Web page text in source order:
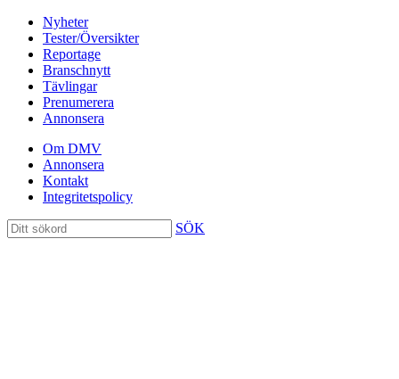
Nyheter
Tester/Översikter
Reportage
Branschnytt
Tävlingar
Prenumerera
Annonsera
Om DMV
Annonsera
Kontakt
Integritetspolicy
SÖK